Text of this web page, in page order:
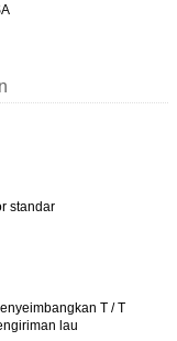
standar
T / T
lau